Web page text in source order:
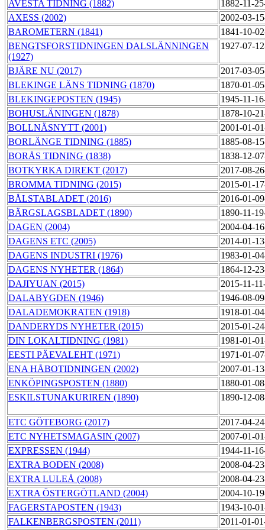
AVESTA TIDNING (1882)
1882-11-
AXESS (2002)
2002-03-
BAROMETERN (1841)
1841-10-
BENGTSFORSTIDNINGEN DALSLÄNNINGEN
(1927)
1927-07-
BJÄRE NU (2017)
2017-03-
BLEKINGE LÄNS TIDNING (1870)
1870-01-
BLEKINGEPOSTEN (1945)
1945-11-
BOHUSLÄNINGEN (1878)
1878-10-
BOLLNÄSNYTT (2001)
2001-01-
BORLÄNGE TIDNING (1885)
1885-08-
BORÅS TIDNING (1838)
1838-12-
BOTKYRKA DIREKT (2017)
2017-08-
BROMMA TIDNING (2015)
2015-01-
BÅLSTABLADET (2016)
2016-01-
BÄRGSLAGSBLADET (1890)
1890-11-
DAGEN (2004)
2004-04-
DAGENS ETC (2005)
2014-01-
DAGENS INDUSTRI (1976)
1983-01-
DAGENS NYHETER (1864)
1864-12-
DAJIYUAN (2015)
2015-11-
DALABYGDEN (1946)
1946-08-
DALADEMOKRATEN (1918)
1918-01-
DANDERYDS NYHETER (2015)
2015-01-
DIN LOKALTIDNING (1981)
1981-01-
EESTI PÄEVALEHT (1971)
1971-01-
ENA HÅBOTIDNINGEN (2002)
2007-01-
ENKÖPINGSPOSTEN (1880)
1880-01-
ESKILSTUNAKURIREN (1890)
1890-12-
ETC GÖTEBORG (2017)
2017-04-
ETC NYHETSMAGASIN (2007)
2007-01-
EXPRESSEN (1944)
1944-11-
EXTRA BODEN (2008)
2008-04-
EXTRA LULEÅ (2008)
2008-04-
EXTRA ÖSTERGÖTLAND (2004)
2004-10-
FAGERSTAPOSTEN (1943)
1943-10-
FALKENBERGSPOSTEN (2011)
2011-01-